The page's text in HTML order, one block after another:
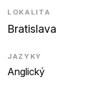
LOKALITA
Bratislava
JAZYKY
Anglický